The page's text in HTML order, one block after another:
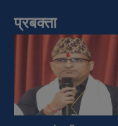
प्रबक्ता